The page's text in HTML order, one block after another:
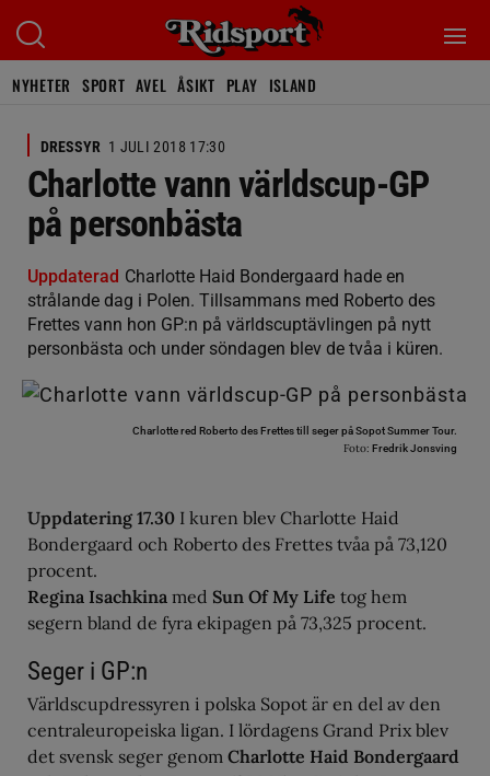
NYHETER SPORT AVEL ÅSIKT PLAY ISLAND
DRESSYR 1 JULI 2018 17:30
Charlotte vann världscup-GP
på personbästa
Uppdaterad Charlotte Haid Bondergaard hade en
strålande dag i Polen. Tillsammans med Roberto des
Frettes vann hon GP:n på världscuptävlingen på nytt
personbästa och under söndagen blev de tvåa i küren.
Charlotte red Roberto des Frettes till seger på Sopot Summer Tour.
Foto: Fredrik Jonsving
Uppdatering 17.30 I kuren blev Charlotte Haid
Bondergaard och Roberto des Frettes tvåa på 73,120
procent.
Regina Isachkina med Sun Of My Life tog hem
segern bland de fyra ekipagen på 73,325 procent.
Seger i GP:n
Världscupdressyren i polska Sopot är en del av den
centraleuropeiska ligan. I lördagens Grand Prix blev
det svensk seger genom Charlotte Haid Bondergaard